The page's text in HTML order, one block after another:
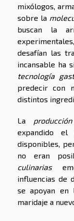
mixólogos,
sobre la
buscan la
desafían las
incansable ha
tecnología
predecir con
distintos
La
expandido
disponibles,
no eran
culinarias
influencias de
se apoyan
maridaje a